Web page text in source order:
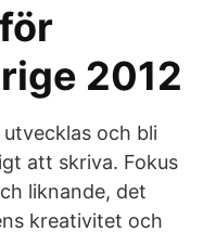
2012
och bli
att skriva. Fokus
liknande, det
kreativitet och